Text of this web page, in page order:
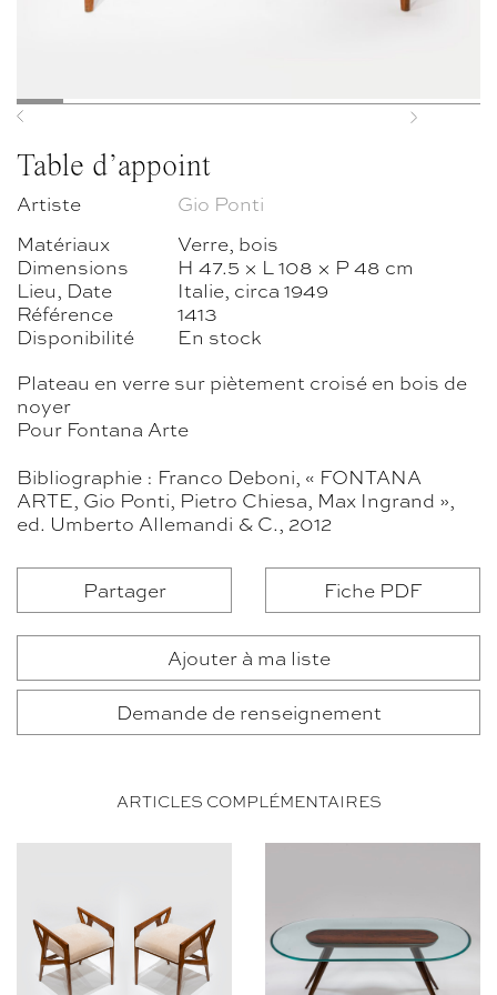
Previous Next
Table d’appoint
Artiste
Gio Ponti
Matériaux
Verre, bois
Dimensions
H 47.5 × L 108 × P 48 cm
Lieu, Date
Italie, circa 1949
Référence
1413
Disponibilité
En stock
Plateau en verre sur piètement croisé en bois de
noyer
Pour Fontana Arte
Bibliographie : Franco Deboni, « FONTANA
ARTE, Gio Ponti, Pietro Chiesa, Max Ingrand »,
ed. Umberto Allemandi & C., 2012
Partager Fiche PDF
Ajouter à ma liste
Demande de renseignement
ARTICLES COMPLÉMENTAIRES